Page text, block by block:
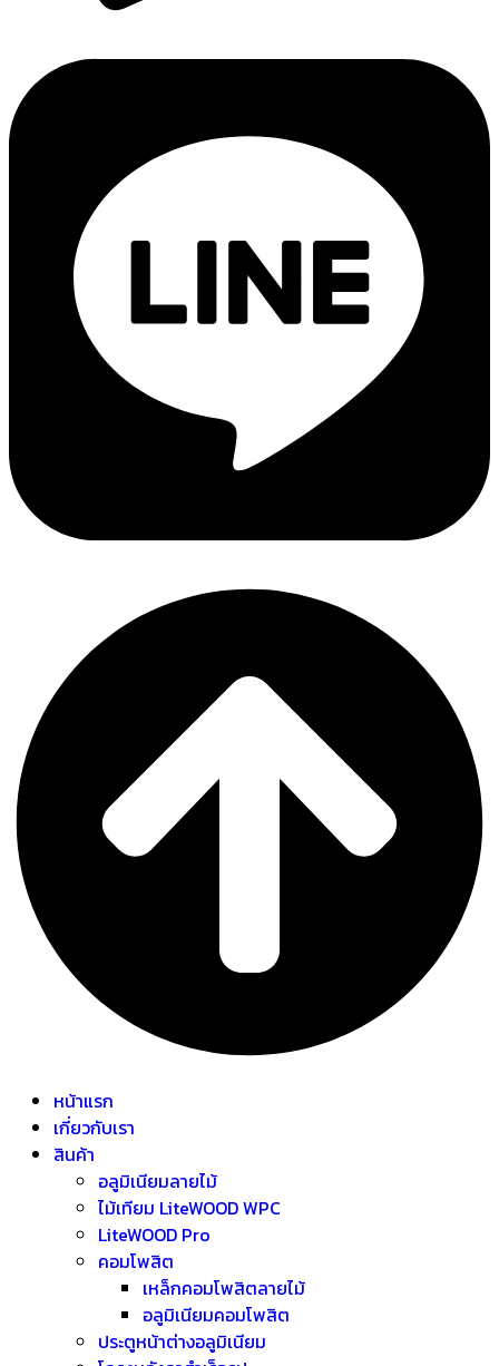
หน้าแรก
เกี่ยวกับเรา
สินค้า
อลูมิเนียมลายไม้
ไม้เทียม LiteWOOD WPC
LiteWOOD Pro
คอมโพสิต
เหล็กคอมโพสิตลายไม้
อลูมิเนียมคอมโพสิต
ประตูหน้าต่างอลูมิเนียม